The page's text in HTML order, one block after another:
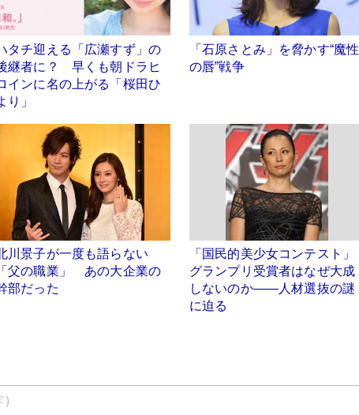
タチ迎える「広瀬すず」の
継者に？ 早くも朝ドラヒ
インに名の上がる「桜田ひ
り」
「石原さとみ」を脅かす“魔性
の唇”戦争
川景子が一度も語らない
「父の職業」 あの大企業の
部だった
「国民的美少女コンテスト」
グランプリ受賞者はなぜ大成
しないのか――人材選抜の謎
に迫る